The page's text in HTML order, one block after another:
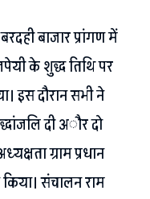
बाजार प्रांगण में
के शुद्ध तिथि पर
इस दौरान सभी ने
दी अौर दो
ग्राम प्रधान
किया। संचालन राम